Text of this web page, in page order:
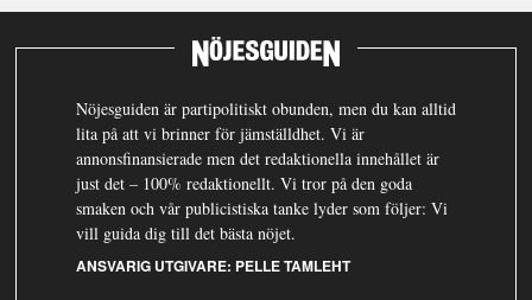
Nöjesguiden är partipolitiskt obunden, men du kan alltid
lita på att vi brinner för jämställdhet. Vi är
annonsfinansierade men det redaktionella innehållet är
just det – 100% redaktionellt. Vi tror på den goda
smaken och vår publicistiska tanke lyder som följer: Vi
vill guida dig till det bästa nöjet.
ANSVARIG UTGIVARE: PELLE TAMLEHT